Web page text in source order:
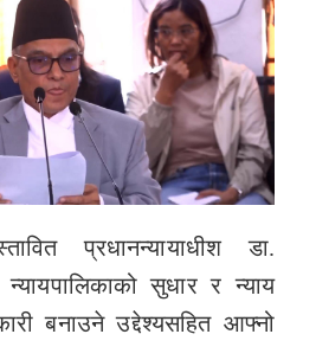
प्रधानन्यायाधीश डा.
सुधार र न्याय
बनाउने उद्देश्यसहित आफ्नो